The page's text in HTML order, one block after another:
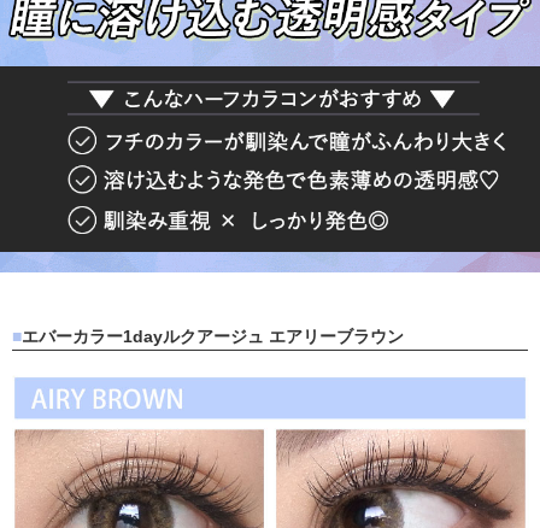
エバーカラー1dayルクアージュ エアリーブラウン